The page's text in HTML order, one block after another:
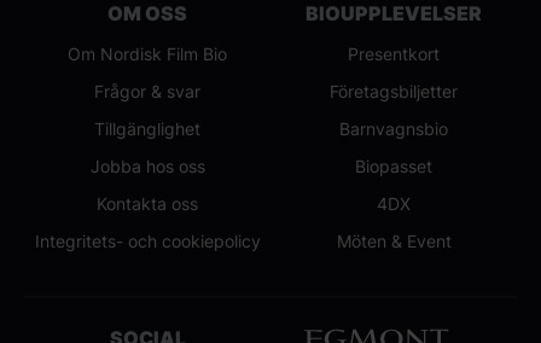
OM OSS
Om Nordisk Film Bio
Frågor & svar
Tillgänglighet
Jobba hos oss
Kontakta oss
Integritets- och cookiepolicy
BIOUPPLEVELSER
Presentkort
Företagsbiljetter
Barnvagnsbio
Biopasset
4DX
Möten & Event